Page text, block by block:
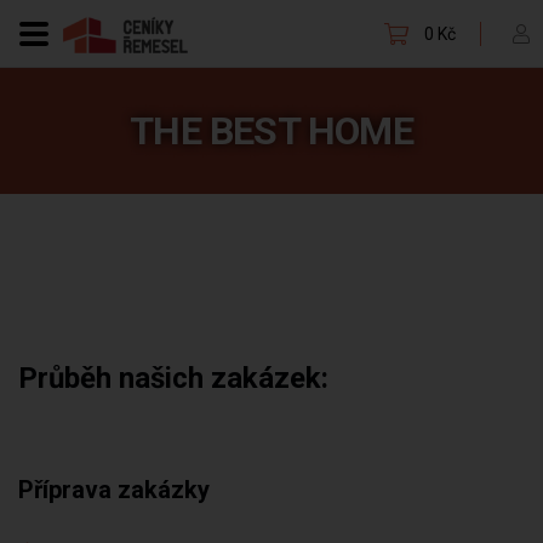
0 Kč
THE BEST HOME
Průběh našich zakázek:
Příprava zakázky